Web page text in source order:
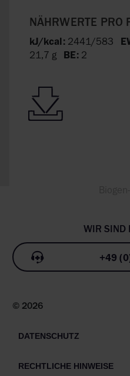
NÄHRWERTE PRO
kJ/kcal: 2441/583
21,7 g
BE: 2
+49
© 2026
DATENSCHUTZ
RECHTLICHE HINWEISE